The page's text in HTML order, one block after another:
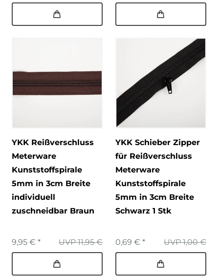
YKK Reißverschluss
Meterware
Kunststoffspirale
5mm in 3cm Breite
individuell
zuschneidbar Braun
UVP 11,95 €
9,95 € *
YKK Schieber Zipper
für Reißverschluss
Meterware
Kunststoffspirale
5mm in 3cm Breite
Schwarz 1 Stk
UVP 1,00 €
0,69 € *